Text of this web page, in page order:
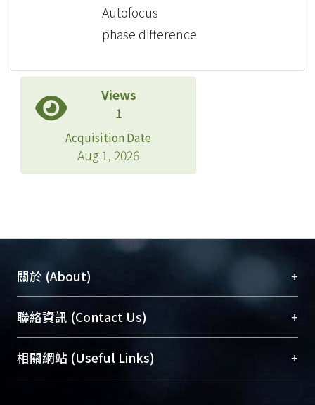
Autofocus
phase difference
Views
1
Acquisition Date
Aug 1, 2026
關於 (About) +
臺大位居世界頂尖大學之列，為永久珍藏及向國際
展現本校豐碩的研究成果及學術能量，圖書館整合
機構典藏（NTUR）與學術庫（AH）不同功能平
台，成為臺大學術典藏NTU scholars。期能整合研
聯絡資訊 (Contact Us) +
總館學科館員(Main Library)
醫學圖書館學科館員(Medical Library)
相關網站 (Useful Links) +